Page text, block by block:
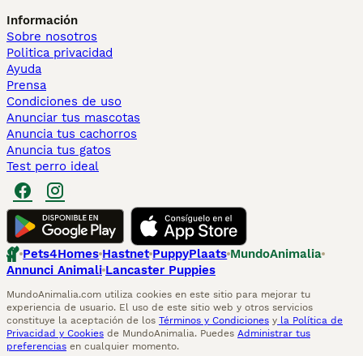
Información
Sobre nosotros
Politica privacidad
Ayuda
Prensa
Condiciones de uso
Anunciar tus mascotas
Anuncia tus cachorros
Anuncia tus gatos
Test perro ideal
Pets4Homes Hastnet PuppyPlaats MundoAnimalia
Annunci Animali Lancaster Puppies
MundoAnimalia.com utiliza cookies en este sitio para mejorar tu
experiencia de usuario. El uso de este sitio web y otros servicios
constituye la aceptación de los Términos y Condiciones y la Política de
Privacidad y Cookies de MundoAnimalia. Puedes Administrar tus
preferencias en cualquier momento.